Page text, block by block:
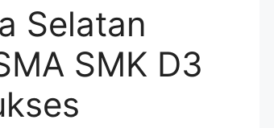
Selatan
SMK D3